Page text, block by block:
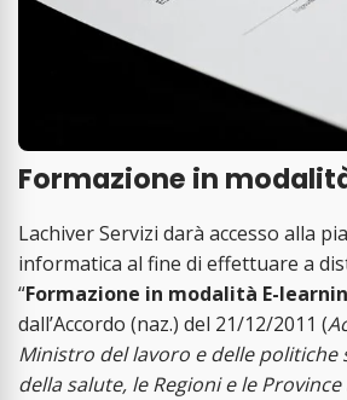
Formazione in
Lachiver Servizi darà accesso alla
informatica al fine di effettuare a
“Formazione in modalità E-
dall’Accordo (naz.) del 21/12/2011 (
Ministro del lavoro e delle politiche
della salute, le Regioni e le